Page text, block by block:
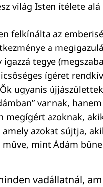
világ Isten ítélete alá
felkínálta az
a
igazzá tegye
ígéret
ugyanis
vannak, hanem
azoknak,
azokat sújtja,
mint Ádám
vadállatnál,